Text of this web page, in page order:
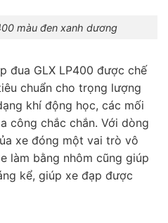
màu đen xanh dương
đua GLX LP400 được chế
chuẩn cho trọng lượng
khí động học, các mối
công chắc chắn. Với dòng
xe đóng một vai trò vô
làm bằng nhôm cũng giúp
kể, giúp xe đạp được